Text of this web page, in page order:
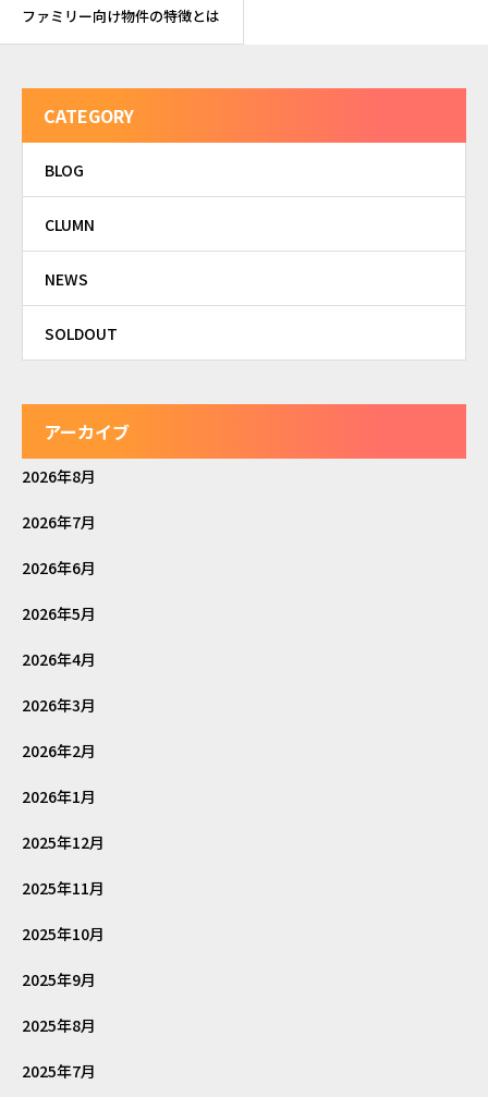
ファミリー向け物件の特徴とは
CATEGORY
BLOG
CLUMN
NEWS
SOLDOUT
アーカイブ
2026年8月
2026年7月
2026年6月
2026年5月
2026年4月
2026年3月
2026年2月
2026年1月
2025年12月
2025年11月
2025年10月
2025年9月
2025年8月
2025年7月